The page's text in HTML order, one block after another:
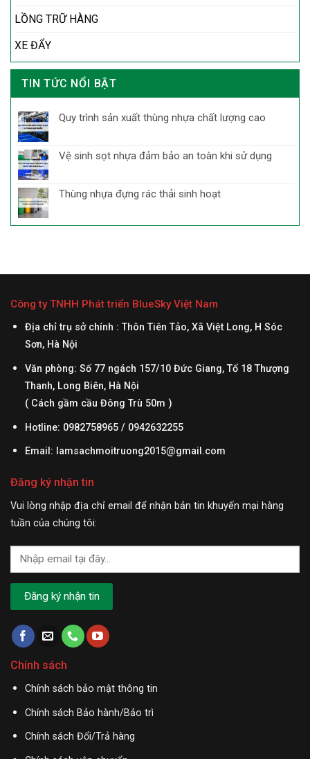
LỒNG TRỮ HÀNG
XE ĐẨY
TIN TỨC NỔI BẬT
Quy trình sản xuất thùng nhựa chất lượng cao
Vệ sinh sọt nhựa đảm bảo an toàn khi sử dụng
Thùng nhựa đựng rác thải sinh hoạt
Công ty TNHH Phát triển BlueSky Việt Nam
Địa chỉ trụ sở chính : Thôn Tiên Tảo, Xã Việt Long, H Sóc
Sơn, Hà Nội
Văn phòng: Số 77 ngách 157/10 Đức Giang, Tổ 18 Thượng
Thanh, Long Biên, Hà Nội
( Cách gầm cầu Đông Trù 50m )
Hotline: 0982758965 / 0942632255
Email: lamsachmoitruong2015@gmail.com
Đăng ký nhận tin
Vui lòng nhập địa chỉ email để nhận bản tin khuyến mại hàng
tuần của chúng tôi:
Chính sách
Chính sách bảo mật thông tin
Chính sách Bảo hành/Bảo trì
Chính sách Đổi/Trả hàng